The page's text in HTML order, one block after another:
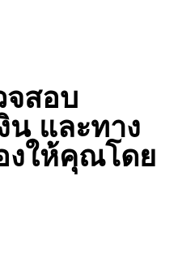
จสอบ
น และทาง
งให้คุณโดย